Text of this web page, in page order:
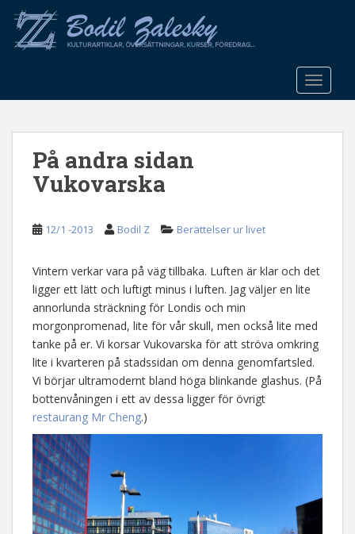
o
På andra sidan
Vukovarska
12/1 -2013 Bodil Z Berättelser ur livet
Vintern verkar vara på väg tillbaka. Luften är klar och det
ligger ett lätt och luftigt minus i luften. Jag väljer en lite
annorlunda sträckning för Londis och min
morgonpromenad, lite för vår skull, men också lite med
tanke på er. Vi korsar Vukovarska för att ströva omkring
lite i kvarteren på stadssidan om denna genomfartsled.
Vi börjar ultramodernt bland höga blinkande glashus. (På
bottenvåningen i ett av dessa ligger för övrigt
restaurang Mr Cheng.)